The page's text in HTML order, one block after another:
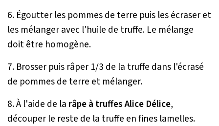
6. Égoutter les pommes de terre puis les écraser et
les mélanger avec l'huile de truffe. Le mélange
doit être homogène.
7. Brosser puis râper 1/3 de la truffe dans l'écrasé
de pommes de terre et mélanger.
8. À l'aide de la râpe à truffes Alice Délice,
découper le reste de la truffe en fines lamelles.